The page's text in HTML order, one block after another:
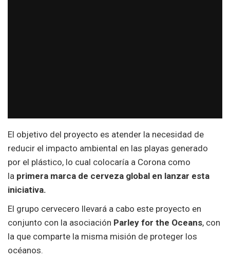
El objetivo del proyecto es atender la necesidad de
reducir el impacto ambiental en las playas generado
por el plástico, lo cual colocaría a Corona como
la primera marca de cerveza global en lanzar esta
iniciativa.
El grupo cervecero llevará a cabo este proyecto en
conjunto con la asociación Parley for the Oceans, con
la que comparte la misma misión de proteger los
océanos.